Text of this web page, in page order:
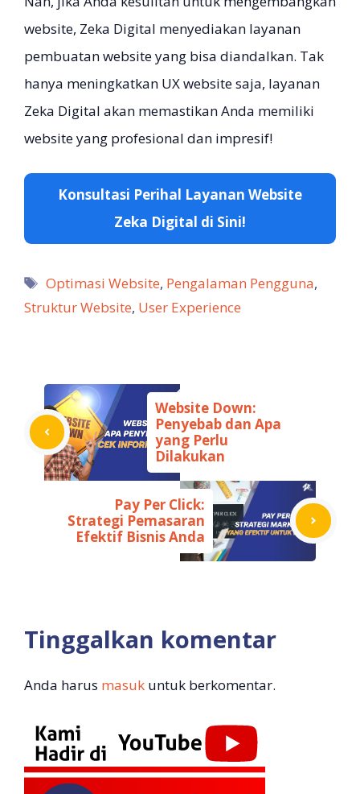
website, Zeka Digital menyediakan layanan
pembuatan website yang bisa diandalkan. Tak
hanya meningkatkan UX website saja, layanan
Zeka Digital akan memastikan Anda memiliki
website yang profesional dan impresif!
Konsultasi Perihal Layanan Website
Zeka Digital di Sini!
Tag
Optimasi Website, Pengalaman Pengguna,
Struktur Website, User Experience
Website Down:
Penyebab dan Apa
yang Perlu
Dilakukan
Pay Per Click:
Strategi Pemasaran
Efektif Bisnis Anda
Tinggalkan komentar
Anda harus masuk untuk berkomentar.